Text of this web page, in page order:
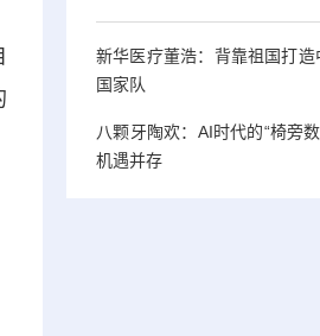
新华医疗董浩：背靠祖国打造
国家队
八颗牙陶欢：AI时代的“椅旁
机遇并存